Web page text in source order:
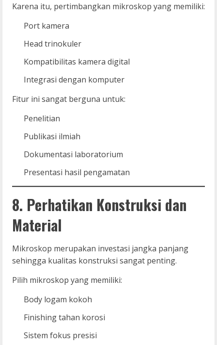
Karena itu, pertimbangkan mikroskop yang memiliki:
Port kamera
Head trinokuler
Kompatibilitas kamera digital
Integrasi dengan komputer
Fitur ini sangat berguna untuk:
Penelitian
Publikasi ilmiah
Dokumentasi laboratorium
Presentasi hasil pengamatan
8. Perhatikan Konstruksi dan
Material
Mikroskop merupakan investasi jangka panjang
sehingga kualitas konstruksi sangat penting.
Pilih mikroskop yang memiliki:
Body logam kokoh
Finishing tahan korosi
Sistem fokus presisi